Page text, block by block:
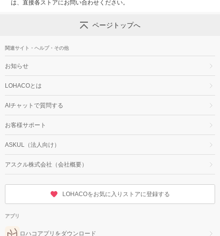
は、直接各ストアにお問い合わせください。
ページトップへ
関連サイト・ヘルプ・その他
お知らせ
LOHACOとは
AIチャットで質問する
お客様サポート
ASKUL（法人向け）
アスクル株式会社（会社概要）
LOHACOをお気に入りストアに登録する
アプリ
ロハコアプリをダウンロード